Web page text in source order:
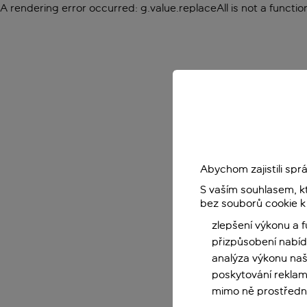
A rendering error occurred: g.value.replaceAll is not a
Abychom zajistili
S vaším souhlasem,
bez souborů cookie
zlepšení výkonu a
přizpůsobení
analýza výkonu
poskytování
mimo ně